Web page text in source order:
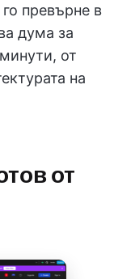
превърне в
дума за
от
на
от